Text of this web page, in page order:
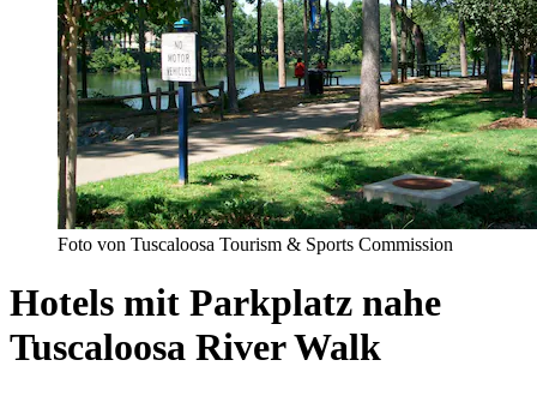
Foto von Tuscaloosa Tourism & Sports Commission
Hotels mit Parkplatz nahe
Tuscaloosa River Walk